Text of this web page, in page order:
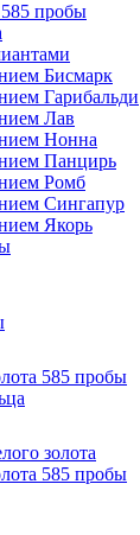
пробы
Бисмарк
Гарибальди
Лав
Нонна
Панцирь
Ромб
Сингапур
Якорь
585 пробы
золота
585 пробы